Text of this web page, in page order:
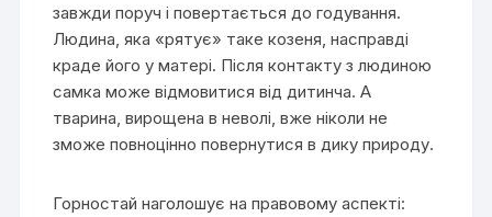
завжди поруч і повертається до годування.
Людина, яка «рятує» таке козеня, насправді
краде його у матері. Після контакту з людиною
самка може відмовитися від дитинча. А
тварина, вирощена в неволі, вже ніколи не
зможе повноцінно повернутися в дику природу.
Горностай наголошує на правовому аспекті: